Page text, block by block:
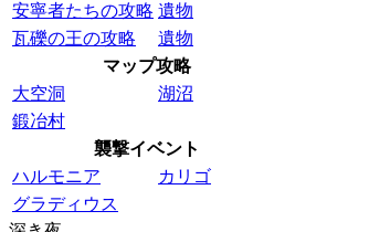
安寧者たちの攻略 遺物
瓦礫の王の攻略
遺物
マップ攻略
大空洞
湖沼
鍛冶村
襲撃イベント
ハルモニア
カリゴ
グラディウス